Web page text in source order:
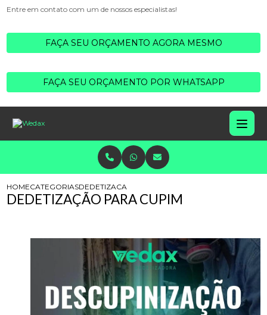
Entre em contato com um de nossos especialistas!
FAÇA SEU ORÇAMENTO AGORA MESMO
FAÇA SEU ORÇAMENTO POR WHATSAPP
HOMECATEGORIASDEDETIZACAO CUPIM
DEDETIZAÇÃO PARA CUPIM